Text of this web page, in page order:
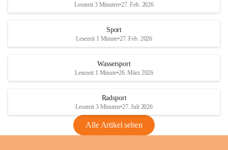
Maßnahmen zur Bekämpfung
Rebe und der Amerikanischen
Anhang VBl. EU Nr. 18
1 Seite•1,4 MB
VBl. EU Nr. 18_2026
Lesezeit 3 Minuten•27. Feb. 2026
Sport
Lesezeit 1 Minute•27. Feb. 2026
Wassersport
Lesezeit 1 Minute•26. März 2026
Radsport
Lesezeit 3 Minuten•27. Juli 2026
Alle Artikel sehen